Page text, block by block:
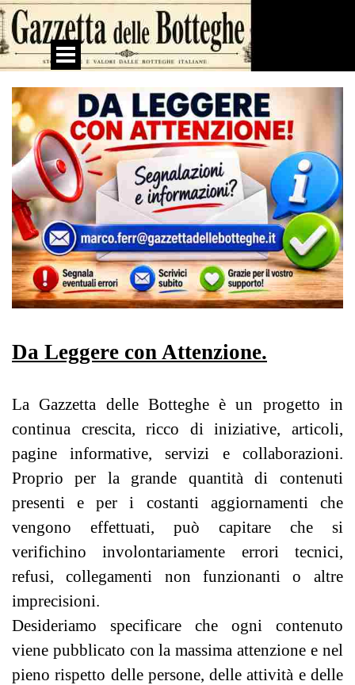
Vai ai contenuti
Salta menù
Da Leggere con Attenzione.
La Gazzetta delle Botteghe è un progetto in
continua crescita, ricco di iniziative, articoli,
pagine informative, servizi e collaborazioni.
Proprio per la grande quantità di contenuti
presenti e per i costanti aggiornamenti che
vengono effettuati, può capitare che si
verifichino involontariamente errori tecnici,
refusi, collegamenti non funzionanti o altre
imprecisioni.
Desideriamo specificare che ogni contenuto
viene pubblicato con la massima attenzione e nel
pieno rispetto delle persone, delle attività e delle